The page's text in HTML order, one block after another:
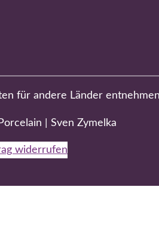
für andere Länder
| Sven Zymelka
widerrufen